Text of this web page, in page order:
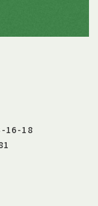
16-18